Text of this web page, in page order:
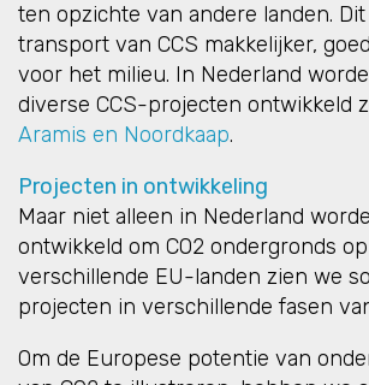
ten opzichte van andere landen.
transport van CCS makkelijker,
voor het milieu. In Nederland
diverse CCS-projecten ontwikkeld
Aramis en Noordkaap.
Projecten in ontwikkeling
Maar niet alleen in Nederland
ontwikkeld om CO2 ondergronds
verschillende EU-landen zien we
projecten in verschillende fasen
Om de Europese potentie van